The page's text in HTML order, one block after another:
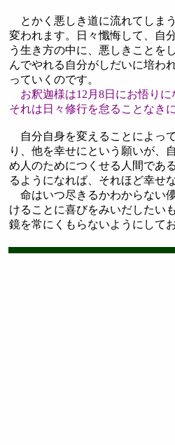
とかく悪しき道に流れてしま
変われます。日々懺悔して、自
う生き方の中に、悪しきことを
んでやれる自分がしだいに培わ
っていくのです。
お釈迦様は12月8日にお悟り
それは日々修行を怠ることなき
自分自身を変えることによっ
り、他を幸せにという願いが、
め人のためにつくせる人間であ
るようになれば、それほど幸せ
命はいつ尽きるかわからない
けることに喜びをみいだしたい
鏡を常にくもらないようにして